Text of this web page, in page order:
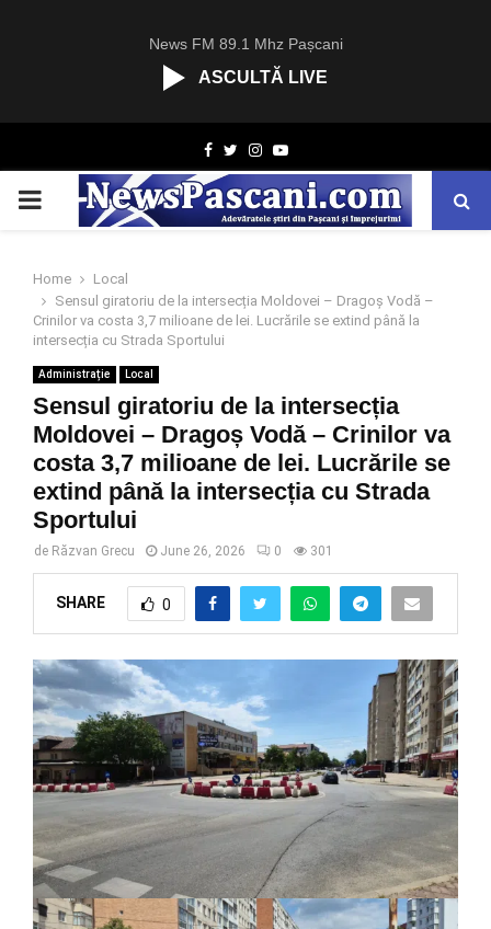
News FM 89.1 Mhz Pașcani
ASCULTĂ LIVE
Facebook
TwitterInstagram
Youtube
PRIMARY
Home
Local
Sensul giratoriu de la intersecția Moldovei – Dragoș Vodă –
Crinilor va costa 3,7 milioane de lei. Lucrările se extind până la
intersecția cu Strada Sportului
Administrație Local
Sensul giratoriu de la intersecția
Moldovei – Dragoș Vodă – Crinilor va
costa 3,7 milioane de lei. Lucrările se
extind până la intersecția cu Strada
Sportului
de Răzvan Grecu June 26, 2026 0 301
SHARE 0